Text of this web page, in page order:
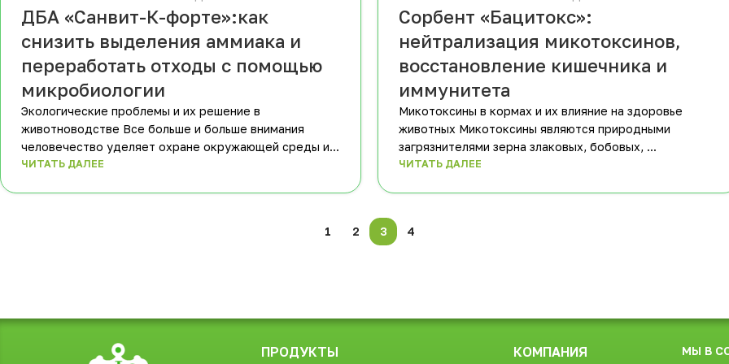
ДБА «Санвит-К-форте»:как
снизить выделения аммиака и
переработать отходы с помощью
микробиологии
Экологические проблемы и их решение в
животноводстве Все больше и больше внимания
человечество уделяет охране окружающей среды и...
ЧИТАТЬ ДАЛЕЕ
Сорбент «Бацитокс»:
нейтрализация микотоксинов,
восстановление кишечника и
иммунитета
Микотоксины в кормах и их влияние на здоровье
животных Микотоксины являются природными
загрязнителями зерна злаковых, бобовых, ...
ЧИТАТЬ ДАЛЕЕ
1 2 3 4
ПРОДУКТЫ КОМПАНИЯ МЫ В